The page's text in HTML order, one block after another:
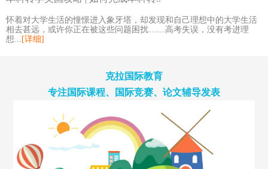
怀着对大学生活的憧憬进入象牙塔，却发现和自己理想中的大学生活
相去甚远，或许你正在被这些问题困扰……高考失误，没有考进理
想... [详细]
克拉国际教育
专注国际课程、国际竞赛、论文辅导发表